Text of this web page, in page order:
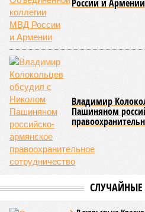
Люблино? И означает ли
что в реальности подрядчик по
определён?
2025–2026 годах, похоже, не
последние месяцы в личном
называть даже
расстроенные дольщики.
Казалось бы, формально
достраиванию объекта
Development – банкрот, часть
несостоятельной ещё в 2024
находится под следствием по
проблемных объектов группы –
сайтах Capital Group, осенью